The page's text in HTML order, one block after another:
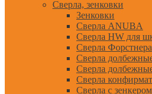
Сверла, зенковки
Зенковки
Сверла ANUBA
Сверла HW для
Сверла Форстнера
Сверла
Сверла
Сверла конфирмат
Сверла с